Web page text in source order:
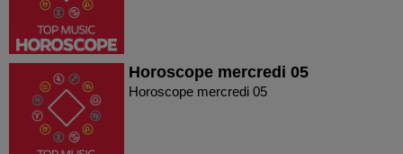
Horoscope mercredi 05
Horoscope mercredi 05